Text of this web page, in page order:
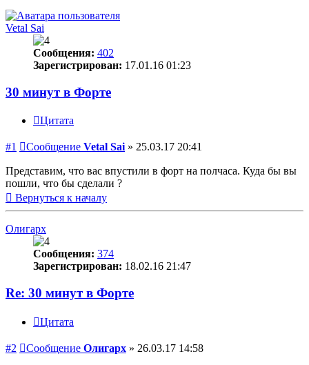
Vetal Sai
Сообщения: 402
Зарегистрирован: 17.01.16 01:23
30 минут в Форте
Цитата
#1 Сообщение Vetal Sai » 25.03.17 20:41
Представим, что вас впустили в форт на полчаса. Куда бы вы
пошли, что бы сделали ?
Вернуться к началу
Олигарх
Сообщения: 374
Зарегистрирован: 18.02.16 21:47
Re: 30 минут в Форте
Цитата
#2 Сообщение Олигарх » 26.03.17 14:58